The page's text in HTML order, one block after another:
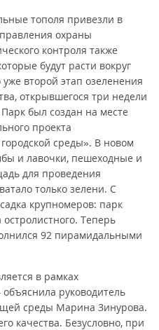
тополя привезли в
охраны
контроля также
будут расти вокруг
второй этап озеленения
открывшегося три недели
был создан на месте
проекта
среды». В новом
и лавочки, пешеходные и
для проведения
только зелени. С
крупномеров: парк
Теперь
92 пирамидальными
в рамках
руководитель
среды Марина Зинурова.
качества. Безусловно, при